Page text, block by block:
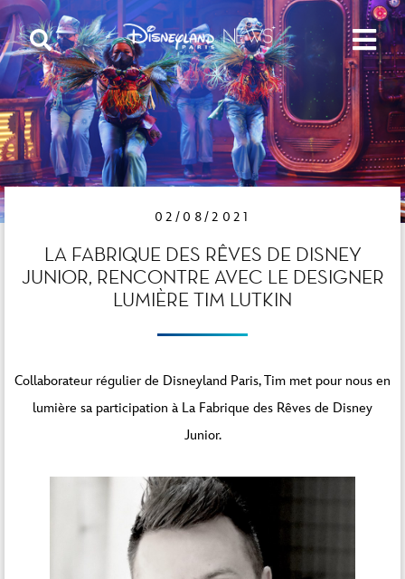
02/08/2021
LA FABRIQUE DES RÊVES DE DISNEY
JUNIOR, RENCONTRE AVEC LE DESIGNER
LUMIÈRE TIM LUTKIN
Collaborateur régulier de Disneyland Paris, Tim met pour nous en
lumière sa participation à La Fabrique des Rêves de Disney
Junior.